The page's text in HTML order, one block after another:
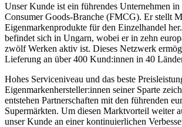
Unser Kunde ist ein führendes Unternehmen
Consumer Goods-Branche (FMCG). Er stellt
Eigenmarkenprodukte für den Einzelhandel
befindet sich in Ungarn, wobei er in zehn
zwölf Werken aktiv ist. Dieses Netzwerk
Lieferung an über 400 Kund:innen in 40
Hohes Serviceniveau und das beste
Eigenmarkenhersteller:innen seiner Sparte
entstehen Partnerschaften mit den führenden
Supermärkten. Um diesen Marktvorteil weiter
unser Kunde an einer kontinuierlichen